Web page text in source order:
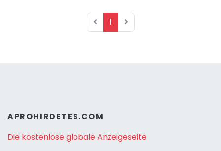
1
APROHIRDETES.COM
Die kostenlose globale Anzeigeseite